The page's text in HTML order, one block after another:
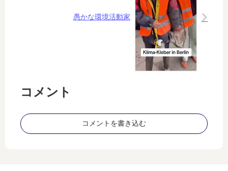
？
日
は
来
る
か
」
←
愚かな環境活動家
コメント
コメントを書き込む